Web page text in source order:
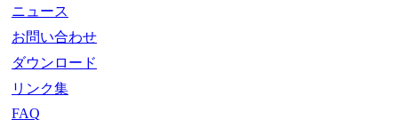
ニュース
お問い合わせ
ダウンロード
リンク集
FAQ